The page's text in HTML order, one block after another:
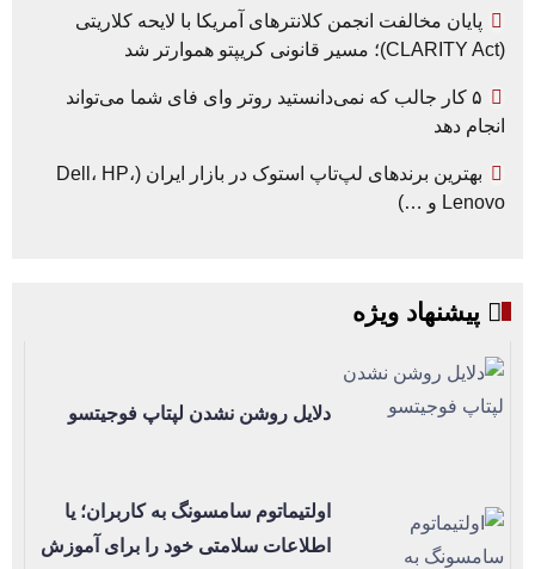
پایان مخالفت انجمن کلانترهای آمریکا با لایحه کلاریتی
(CLARITY Act)؛ مسیر قانونی کریپتو هموارتر شد
۵ کار جالب که نمی‌دانستید روتر وای فای شما می‌تواند
انجام دهد
بهترین برندهای لپ‌تاپ استوک در بازار ایران (Dell، HP،
Lenovo و …)
پیشنهاد ویژه
دلایل روشن نشدن لپتاپ فوجیتسو
اولتیماتوم سامسونگ به کاربران؛ یا
اطلاعات سلامتی خود را برای آموزش